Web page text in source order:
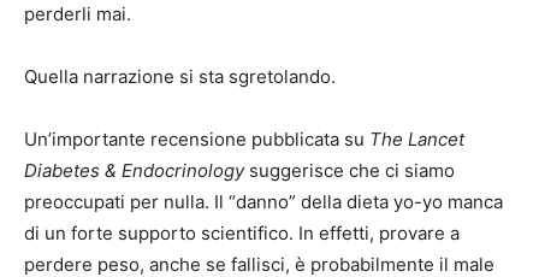
perderli mai.
Quella narrazione si sta sgretolando.
Un’importante recensione pubblicata su The Lancet
Diabetes & Endocrinologysuggerisce che ci siamo
preoccupati per nulla. Il “danno” della dieta yo-yo manca
di un forte supporto scientifico. In effetti, provare a
perdere peso, anche se fallisci, è probabilmente il male